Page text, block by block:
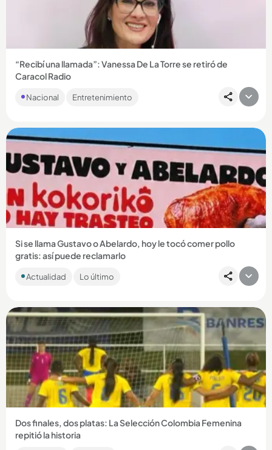
Compartir Noticia
“Recibí una llamada”: Vanessa De La Torre se retiró de
Caracol Radio
periodista caleña contó que aceptó una oferta que cambiará
Nacional Entretenimiento
Compartir Noticia
Si se llama Gustavo o Abelardo, hoy le tocó comer pollo
gratis: así puede reclamarlo
para ocupar la Casa de Nariño, una marca decidió ponerle
Actualidad Lo último
Compartir Noticia
Dos finales, dos platas: La Selección Colombia Femenina
repitió la historia